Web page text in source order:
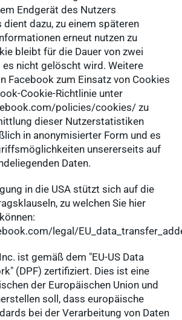
Schnellzugriff
Service &
Kontakt
WDT-Gruppe
Tierarzt24.de
vetlog.one
Endgerät des Nutzers
dazu, zu einem späteren
erneut nutzen zu
bleibt für die Dauer von zwei
es nicht gelöscht wird. Weitere
Facebook zum Einsatz von Cookies
Cookie-Richtlinie unter
policies/cookies/ zu
dieser Nutzerstatistiken
in anonymisierter Form und es
unsererseits auf
Daten.
in die USA stützt sich auf die
zu welchen Sie hier
legal/
ist gemäß dem "EU-US Data
(DPF) zertifiziert. Dies ist eine
der Europäischen Union und
soll, dass europäische
bei der Verarbeitung von Daten